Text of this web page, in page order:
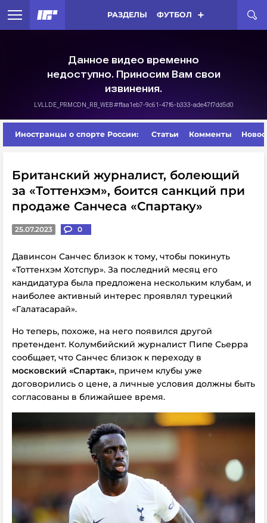
РАЗДЕЛЫ ФУТБОЛ
Иностранцы о спорте России: Статьи Комменты
Британский журналист, болеющий
за «Тоттенхэм», боится санкций при
продаже Санчеса «Спартаку»
25.07.2023 0
Давинсон Санчес близок к тому, чтобы покинуть
«Тоттенхэм Хотспур». За последний месяц его
кандидатура была предложена нескольким клубам, и
наиболее активный интерес проявлял турецкий
«Галатасарай».
Но теперь, похоже, на него появился другой
претендент. Колумбийский журналист Пипе Сьерра
сообщает, что Санчес близок к переходу в
московский «Спартак», причем клубы уже
договорились о цене, а личные условия должны быть
согласованы в ближайшее время.